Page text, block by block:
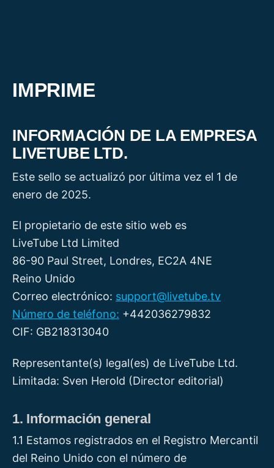
IMPRIME
INFORMACIÓN DE LA EMPRESA
LIVETUBE LTD.
Este sello se actualizó por última vez el 1 de
enero de 2025.
El propietario de este sitio web es
LiveTube Ltd Limited
86-90 Paul Street, Londres, EC2A 4NE
Reino Unido
Correo electrónico: support@livetube.tv
Número de teléfono: +442036279832
CIF: GB218313040
Representante(s) legal(es) de LiveTube Ltd.
Limitada: Sven Herold (Director editorial)
1. Información general
1.1 Estamos registrados en el Registro Mercantil
del Reino Unido con el número de